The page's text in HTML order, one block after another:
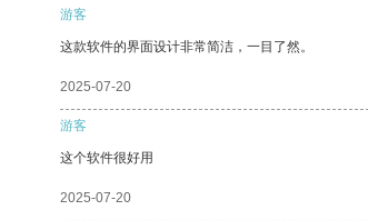
游客
这款软件的界面设计非常简洁，一目了然。
2025-07-20
游客
这个软件很好用
2025-07-20